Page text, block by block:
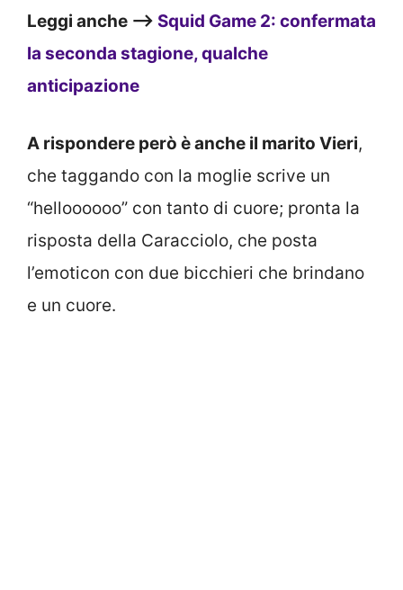
Leggi anche –> Squid Game 2: confermata
la seconda stagione, qualche
anticipazione
A rispondere però è anche il marito Vieri,
che taggando con la moglie scrive un
“helloooooo” con tanto di cuore; pronta la
risposta della Caracciolo, che posta
l’emoticon con due bicchieri che brindano
e un cuore.